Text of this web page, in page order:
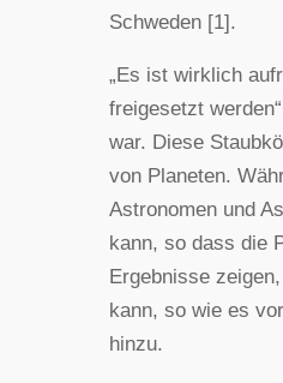
Schweden [1].
„Es ist wirklich
freigesetzt
war. Diese
von Planeten.
Astronomen und
kann, so dass die
Ergebnisse
kann, so wie es
hinzu.